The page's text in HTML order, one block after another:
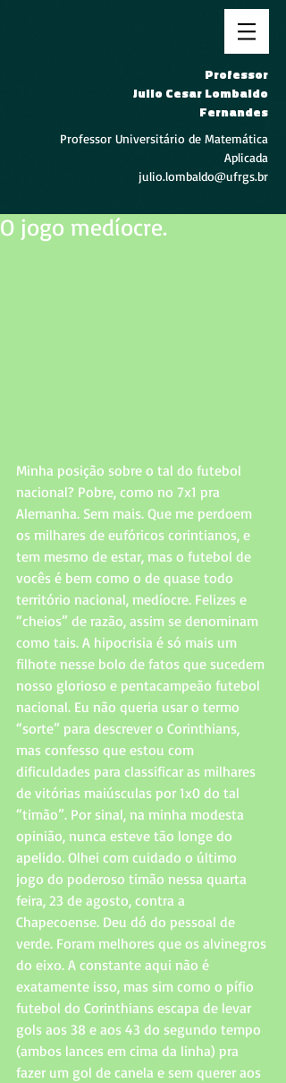
Professor
Julio Cesar Lombaldo
Fernandes
Professor Universitário de Matemática
Aplicada
julio.lombaldo@ufrgs.br
O jogo medíocre.
Minha posição sobre o tal do futebol
nacional? Pobre, como no 7x1 pra
Alemanha. Sem mais. Que me perdoem
os milhares de eufóricos corintianos, e
tem mesmo de estar, mas o futebol de
vocês é bem como o de quase todo
território nacional, medíocre. Felizes e
“cheios” de razão, assim se denominam
como tais. A hipocrisia é só mais um
filhote nesse bolo de fatos que sucedem
nosso glorioso e pentacampeão futebol
nacional. Eu não queria usar o termo
“sorte” para descrever o Corinthians,
mas confesso que estou com
dificuldades para classificar as milhares
de vitórias maiúsculas por 1x0 do tal
“timão”. Por sinal, na minha modesta
opinião, nunca esteve tão longe do
apelido. Olhei com cuidado o último
jogo do poderoso timão nessa quarta
feira, 23 de agosto, contra a
Chapecoense. Deu dó do pessoal de
verde. Foram melhores que os alvinegros
do eixo. A constante aqui não é
exatamente isso, mas sim como o pífio
futebol do Corinthians escapa de levar
gols aos 38 e aos 43 do segundo tempo
(ambos lances em cima da linha) pra
fazer um gol de canela e sem querer aos